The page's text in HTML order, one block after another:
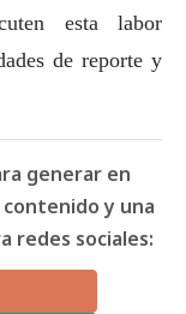
esta labor
de reporte y
generar en
y una
redes sociales: